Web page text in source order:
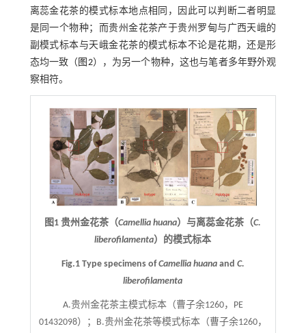
离蕊金花茶的模式标本地点相同，因此可以判断二者明显
是同一个物种；而贵州金花茶产于贵州罗甸与广西天峨的
副模式标本与天峨金花茶的模式标本不论是花期，还是形
态均一致（ 图2），为另一个物种，这也与笔者多年野外观
察相符。
图1 贵州金花茶（Camellia huana）与离蕊金花茶（C.
liberofilamenta）的模式标本
Fig.1 Type specimens ofCamellia huanaand C.
liberofilamenta
A.贵州金花茶主模式标本（曹子余1260，PE
01432098）；B.贵州金花茶等模式标本（曹子余1260，